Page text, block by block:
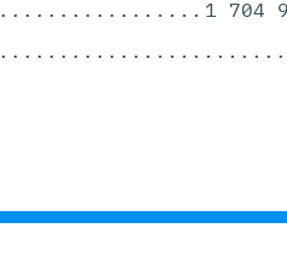
1 704